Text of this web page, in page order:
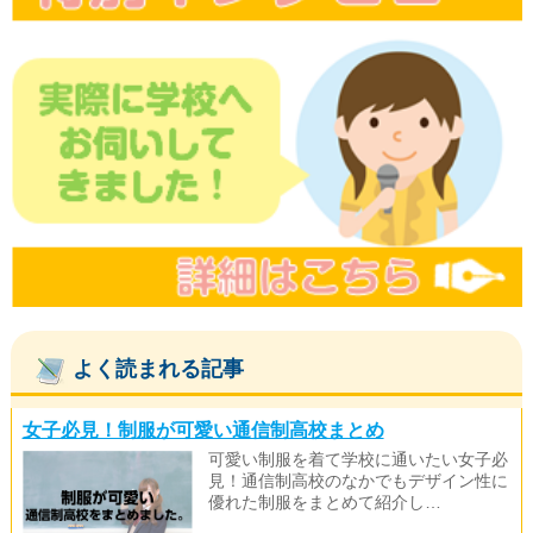
よく読まれる記事
女子必見！制服が可愛い通信制高校まとめ
可愛い制服を着て学校に通いたい女子必
見！通信制高校のなかでもデザイン性に
優れた制服をまとめて紹介し…